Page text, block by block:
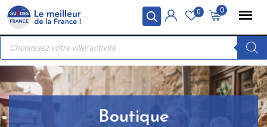
Panneau de gestion des cookies
Skip
content
0
0
Recherche
produits
Boutique